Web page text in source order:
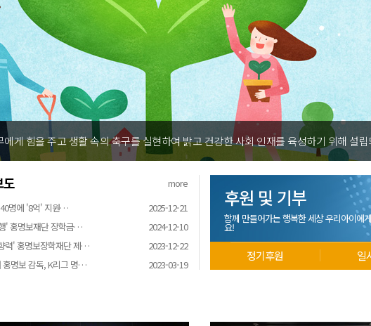
게 힘을 주고 생활 속의 축구를 실현하여 밝고 건강한 사회 인재를 육성하기 위해 설
도
more
명에 '8억' 지원…
2025-12-21
' 홍명보재단 장학금…
2024-12-10
력' 홍명보장학재단 제…
2023-12-22
홍명보 감독, K리그 명…
2023-03-19
후원 및 기부
함께 만들어가는 행복한 세상 우리아이에
요!
정기후원 일